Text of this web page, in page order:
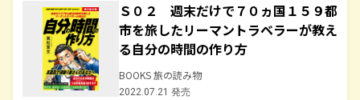
Ｓ０２ 週末だけで７０ヵ国１５９都
市を旅したリーマントラベラーが教え
る自分の時間の作り方
BOOKS 旅の読み物
2022.07.21 発売